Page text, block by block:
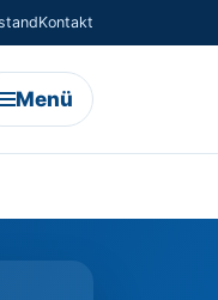
Kontakt
Menü